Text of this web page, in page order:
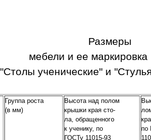
Размеры
мебели и ее
"Столы ученические" и
Группа роста
(в мм)
Высота над полом
крышки края сто-
ла, обращенного
к ученику, по
ГОСТу 11015-93